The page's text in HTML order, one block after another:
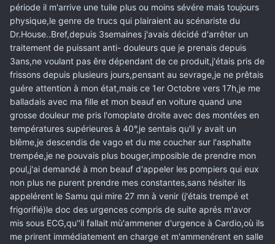
période il m'arrive une tuile plus ou moins sévére mais toujours
physique,le genre de trucs qui plairaient au scénariste du
Dr.House..Bref,depuis 3semaines j'avais décidé d'arrêter un
traitement de puissant anti- douleurs que je prenais depuis
3ans,ne voulant pas êre dépendant de ce produit,j'étais pris de
frissons depuis plusieurs jours,pensant au sevrage,je ne prêtais
guére attention à mon état,mais ce 1er Octobre vers 17h,je me
balladais avec ma fille et mon beauf en voiture quand une
grosse douleur me pris l'omoplate droite avec des montées en
températures supérieures à 40°,je sentais qu'il y avait un
blême,je descendis de vago et du me coucher sur l'asphalte
trempée,je ne pouvais plus bouger,imposible de prendre mon
poul,j'ai demandé à mon beauf d'appeler les pompiers qui eux
non plus ne purent prendre mes constantes,sans hésiter ils
appelérent le Samu qui mire 27 mn à venir (j'étais trempé et
frigorifié)le doc des urgences compris de suite aprés m'avor
mis sous ECG,qu''il fallait mù'ammener d'urgence à Cardio,où ils
me prirent immédiatement en charge et m'ammenérent en salle